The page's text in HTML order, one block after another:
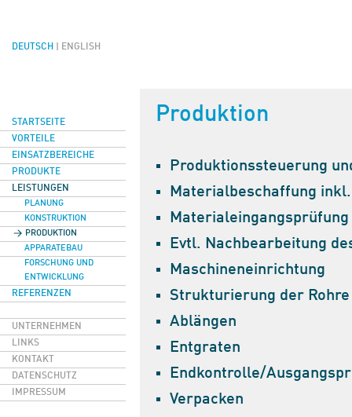
DEUTSCH ENGLISH
STARTSEITE
VORTEILE
EINSATZBEREICHE
PRODUKTE
LEISTUNGEN
PLANUNG
KONSTRUKTION
PRODUKTION
APPARATEBAU
FORSCHUNG UND
ENTWICKLUNG
REFERENZEN
UNTERNEHMEN
LINKS
KONTAKT
DATENSCHUTZ
IMPRESSUM
Produktion
Produktionssteuerung
Materialbeschaffung inkl.
Materialeingangsprüfung
Evtl. Nachbearbeitung
Maschineneinrichtung
Strukturierung der Rohre
Ablängen
Entgraten
Endkontrolle/
Verpacken